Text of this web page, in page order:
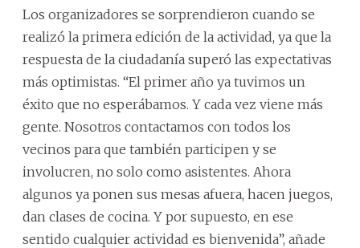
Los organizadores se sorprendieron cuando se
realizó la primera edición de la actividad, ya que la
respuesta de la ciudadanía superó las expectativas
más optimistas. “El primer año ya tuvimos un
éxito que no esperábamos. Y cada vez viene más
gente. Nosotros contactamos con todos los
vecinos para que también participen y se
involucren, no solo como asistentes. Ahora
algunos ya ponen sus mesas afuera, hacen juegos,
dan clases de cocina. Y por supuesto, en ese
sentido cualquier actividad es bienvenida”, añade